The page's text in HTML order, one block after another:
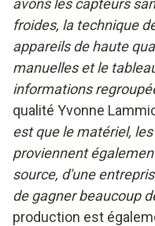
avons les capteurs
froides, la technique
appareils de haute
manuelles et le
informations
qualité Yvonne
est que le matériel,
proviennent
source, d'une
de gagner beaucoup
production est